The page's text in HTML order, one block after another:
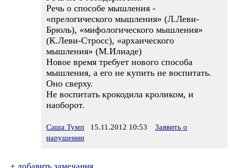
Речь о способе мышления -
«прелогического мышления» (Л.Леви-
Брюль), «мифологического мышления»
(К.Леви-Стросс), «архаического
мышления» (М.Илиаде)
Новое время требует нового способа
мышления, а его не купить не воспитать.
Оно сверху.
Не воспитать крокодила кроликом, и
наоборот.
Саша Тумп 15.11.2012 10:53
Заявить о
нарушении